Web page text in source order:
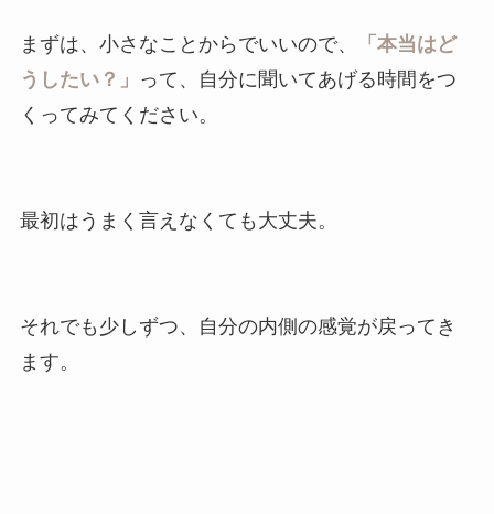
まずは、小さなことからでいいので、
「本当はど
うしたい？」 って、自分に聞いてあげる時間をつ
くってみてください。
最初はうまく言えなくても大丈夫。
それでも少しずつ、自分の内側の感覚が戻ってき
ます。